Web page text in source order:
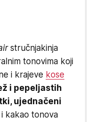
stručnjakinja
tonovima koji
i krajeve kose
i pepeljastih
ujednačeni
i kakao tonova